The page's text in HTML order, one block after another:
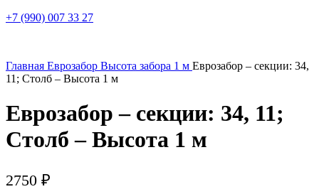
+7 (990) 007 33 27
Главная Еврозабор Высота забора 1 м Еврозабор – секции: 34,
11; Столб – Высота 1 м
Еврозабор – секции: 34, 11;
Столб – Высота 1 м
2750 ₽